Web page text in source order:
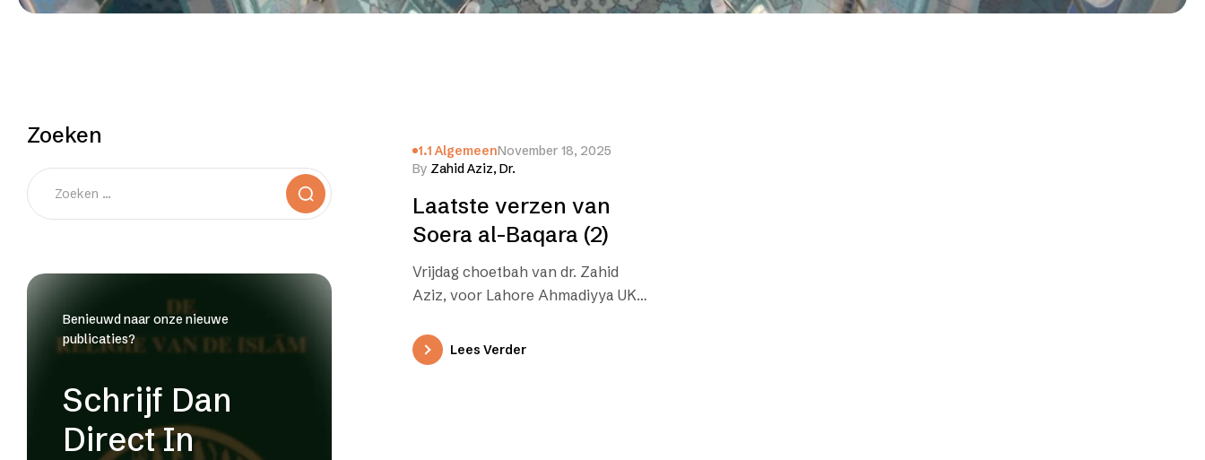
1.1 AlgemeenNovember 18, 2025
By Zahid Aziz, Dr.
Laatste verzen van
Soera al-Baqara (2)
Vrijdag choetbah van dr. Zahid
Aziz, voor Lahore Ahmadiyya UK,
gelooft in wat aan hem…
Lees Verder
Zoeken
Benieuwd naar onze nieuwe
publicaties?
Schrijf Dan
Direct In